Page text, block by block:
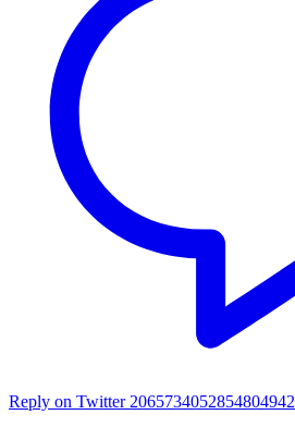
Reply on Twitter 2065734052854804942